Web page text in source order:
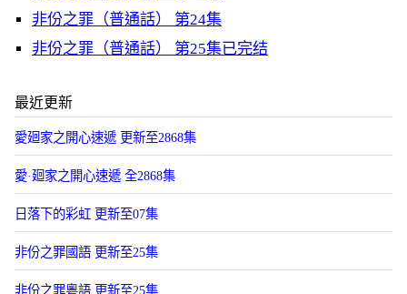
非份之罪（普通話） 第24集
非份之罪（普通話） 第25集已完结
最近更新
愛廻家之開心速遞 更新至2868集
愛·廻家之開心速遞 全2868集
日落下的彩虹 更新至07集
非份之罪國語 更新至25集
非份之罪粵語 更新至25集